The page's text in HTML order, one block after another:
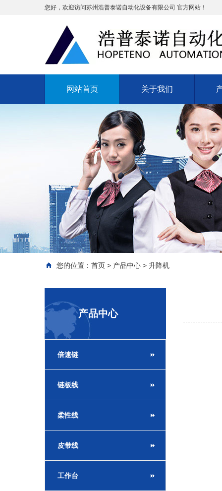
您好，欢迎访问苏州浩普泰诺自动化设备有限公司 官方网站！
网站首页 关于我们
您的位置： 首页 > 产品中心 > 升降机
产品中心
倍速链
链板线
柔性线
皮带线
工作台